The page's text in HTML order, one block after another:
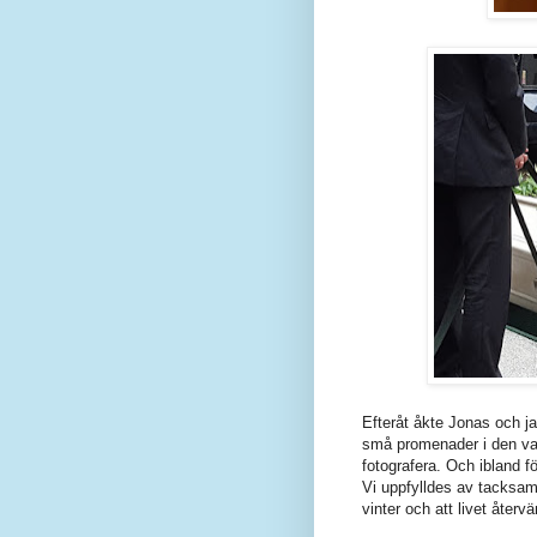
Efteråt åkte Jonas och
små promenader i den
fotografera. Och ibland
Vi uppfylldes av
vinter och att livet